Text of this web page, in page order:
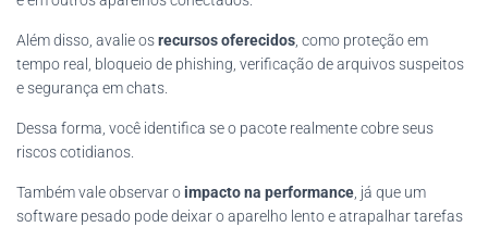
Além disso, avalie osrecursos oferecidos , como proteção em
tempo real, bloqueio de phishing, verificação de arquivos suspeitos
e segurança em chats.
Dessa forma, você identifica se o pacote realmente cobre seus
riscos cotidianos.
Também vale observar oimpacto na performance , já que um
software pesado pode deixar o aparelho lento e atrapalhar tarefas